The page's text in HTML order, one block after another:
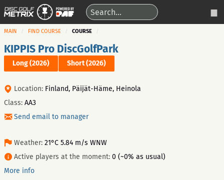
MAIN FIND COURSE COURSE
KIPPIS Pro DiscGolfPark
Long (2026) Short (2026)
Location: Finland, Päijät-Häme, Heinola
Class: AA3
Send email to manager
Weather: 21°C 5.84 m/s WNW
Active players at the moment: 0 (~0% as usual)
More info